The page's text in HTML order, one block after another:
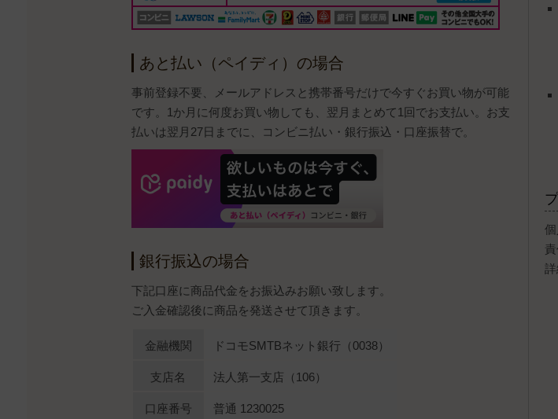
あと払い（ペイディ）の場合
事前登録不要、メールアドレスと携帯番号だけで今すぐお買い物が可能
です。1か月に何度お買い物しても、翌月まとめて1回でお支払い。お支
払いは翌月27日までに、コンビニ払い・銀行振込・口座振替で。
銀行振込の場合
下記口座に商品代金をお振込みお願い致します。
ご入金確認後に商品を発送させて頂きます。
金融機関 ドコモSMTBネット銀行（0038）
支店名 法人第一支店（106）
口座番号 普通 1230025